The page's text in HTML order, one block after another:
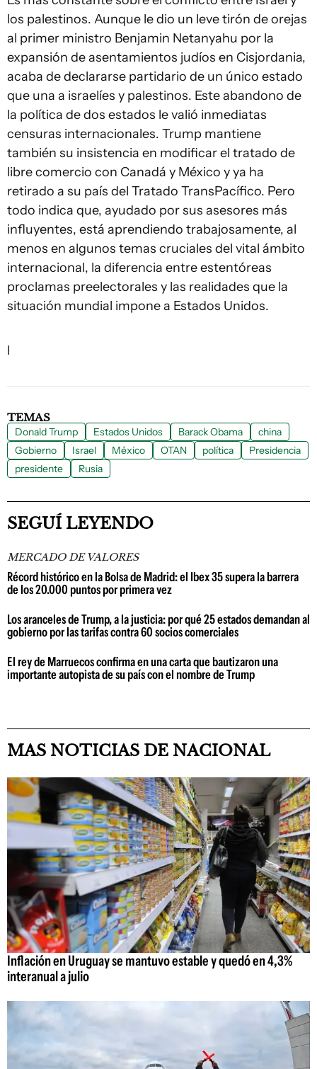
los palestinos. Aunque le dio un leve tirón de orejas
al primer ministro Benjamin Netanyahu por la
expansión de asentamientos judíos en Cisjordania,
acaba de declararse partidario de un único estado
que una a israelíes y palestinos. Este abandono de
la política de dos estados le valió inmediatas
censuras internacionales. Trump mantiene
también su insistencia en modificar el tratado de
libre comercio con Canadá y México y ya ha
retirado a su país del Tratado TransPacífico. Pero
todo indica que, ayudado por sus asesores más
influyentes, está aprendiendo trabajosamente, al
menos en algunos temas cruciales del vital ámbito
internacional, la diferencia entre estentóreas
proclamas preelectorales y las realidades que la
situación mundial impone a Estados Unidos.
l
TEMAS
Donald Trump Estados Unidos Barack Obama
china
Gobierno
Israel México OTAN política
Presidencia
presidente
Rusia
SEGUÍ LEYENDO
MERCADO DE VALORES
Récord histórico en la Bolsa de Madrid: el Ibex 35 supera la barrera
de los 20.000 puntos por primera vez
Los aranceles de Trump, a la justicia: por qué 25 estados demandan al
gobierno por las tarifas contra 60 socios comerciales
El rey de Marruecos confirma en una carta que bautizaron una
importante autopista de su país con el nombre de Trump
MAS NOTICIAS DE NACIONAL
Inflación en Uruguay se mantuvo estable y quedó en 4,3%
interanual a julio